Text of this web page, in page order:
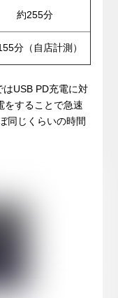
約255分
分（自店計測）
USB PD充電に対
をすることで急速
同じくらいの時間